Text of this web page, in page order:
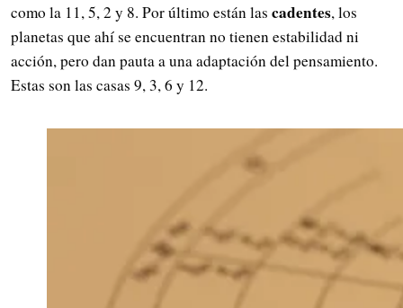
como la 11, 5, 2 y 8. Por último están las cadentes, los
planetas que ahí se encuentran no tienen estabilidad ni
acción, pero dan pauta a una adaptación del pensamiento.
Estas son las casas 9, 3, 6 y 12.